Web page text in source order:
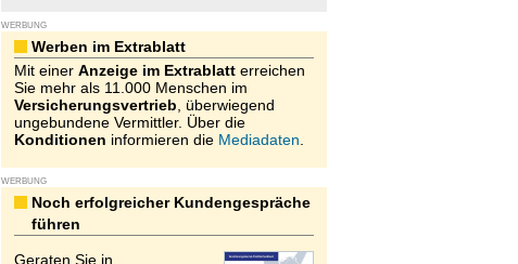
WERBUNG
Werben im Extrablatt
Mit einer Anzeige im Extrablatterreichen
Sie mehr als 11.000 Menschen im
Versicherungsvertrieb , überwiegend
ungebundene Vermittler. Über die
Konditionen informieren die Mediadaten
WERBUNG
Noch erfolgreicher Kundengespräche
führen
Geraten Sie in